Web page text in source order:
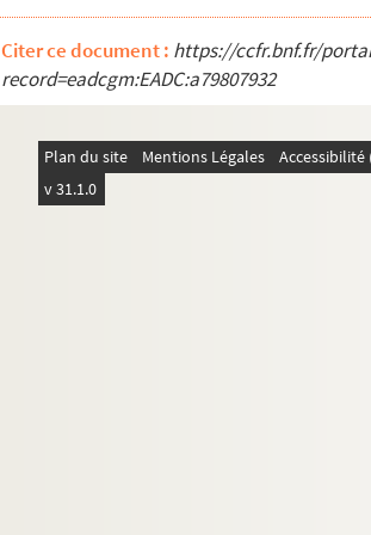
SD IC218. Inauguration des écoles
SD IC219. Photo de classe de
SD IC221. Le tréport
Citer ce document : https://ccfr.bnf.fr/
record=eadcgm:EADC:a79807932
Plan du site Mentions Légales
v 31.1.0